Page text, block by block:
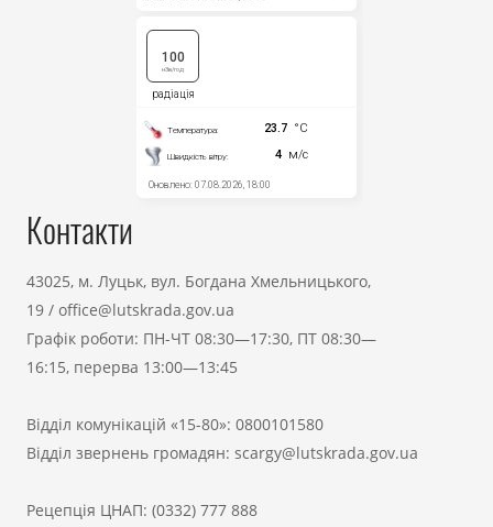
Контакти
43025, м. Луцьк, вул. Богдана Хмельницького,
19 / office@lutskrada.gov.ua
Графік роботи: ПН-ЧТ 08:30—17:30, ПТ 08:30—
16:15, перерва 13:00—13:45
Відділ комунікацій «15-80»: 0800101580
Відділ звернень громадян: scargy@lutskrada.gov.ua
Рецепція ЦНАП: (0332) 777 888